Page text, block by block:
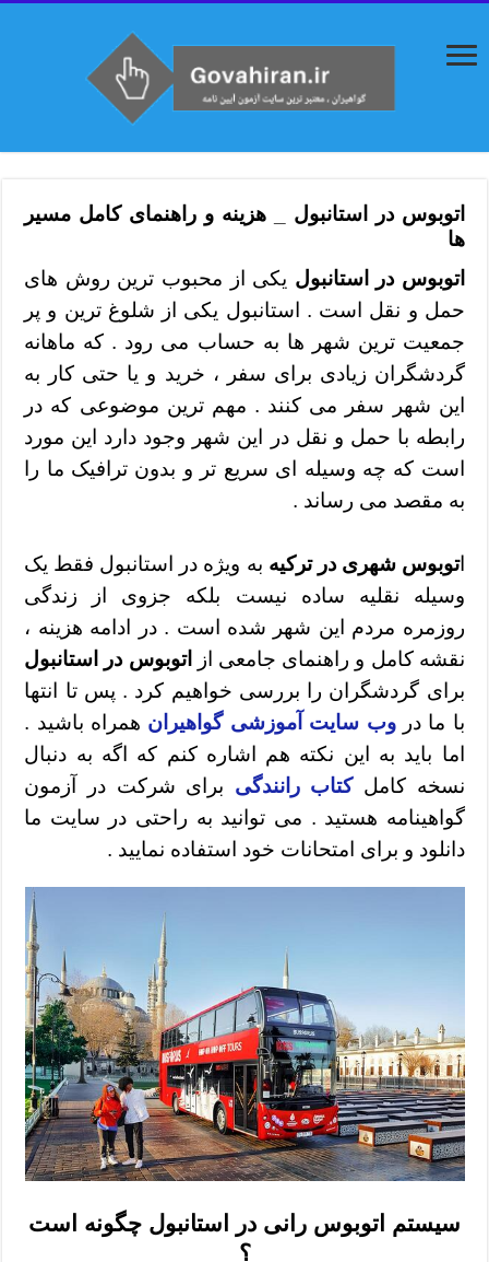
اتوبوس در استانبول _ هزینه و راهنمای کامل مسیر
ها
اتوبوس در استانبول یکی از محبوب ترین روش های
حمل و نقل است . استانبول یکی از شلوغ ترین و پر
جمعیت ترین شهر ها به حساب می رود . که ماهانه
گردشگران زیادی برای سفر ، خرید و یا حتی کار به
این شهر سفر می کنند . مهم ترین موضوعی که در
رابطه با حمل و نقل در این شهر وجود دارد این مورد
است که چه وسیله ای سریع تر و بدون ترافیک ما را
به مقصد می رساند .
اتوبوس شهری در ترکیه به ویژه در استانبول فقط یک
وسیله نقلیه ساده نیست بلکه جزوی از زندگی
روزمره مردم این شهر شده است . در ادامه هزینه ،
نقشه کامل و راهنمای جامعی از
اتوبوس در استانبول
برای گردشگران را بررسی خواهیم کرد . پس تا انتها
با ما دروب سایت آموزشی گواهیران همراه باشید .
اما باید به این نکته هم اشاره کنم که اگه به دنبال
نسخه کاملکتاب رانندگی برای شرکت در آزمون
گواهینامه هستید . می توانید به راحتی در سایت ما
دانلود و برای امتحانات خود استفاده نمایید .
سیستم اتوبوس‌ رانی در استانبول چگونه است
؟